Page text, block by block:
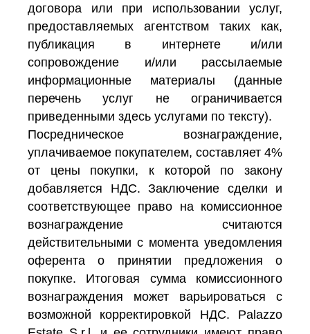
договора или при использовании услуг,
предоставляемых агентством таких как,
публикация в интернете и/или
сопровождение и/или рассылаемые
информационные материалы (данные
перечень услуг не ограничивается
приведенными здесь услугами по тексту).
Посредническое вознаграждение,
уплачиваемое покупателем, составляет 4%
от цены покупки, к которой по закону
добавляется НДС. Заключение сделки и
соответствующее право на комиссионное
вознаграждение считаются
действительными с момента уведомления
оферента о принятии предложения о
покупке. Итоговая сумма комиссионного
вознаграждения может варьироваться с
возможной корректировкой НДС. Palazzo